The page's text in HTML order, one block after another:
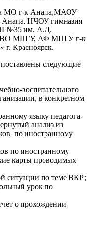
МО г-к Анапа,МАОУ
НЧОУ гимназия
№35 им. А.Д.
ВО МПГУ, АФ МПГУ г-к
Красноярск.
следующие
воспитательного
в конкретном
языку педагога-
анализ из
по иностранному
по иностранному
карты проводимых
ситуации по теме ВКР;
урок по
о прохождении